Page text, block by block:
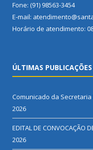
Fone: (91) 98563-3454
E-mail:
Horário de atendimento:
ÚLTIMAS PUBLICAÇÕES
Comunicado da
2026
EDITAL DE CONVOCAÇÃO
2026